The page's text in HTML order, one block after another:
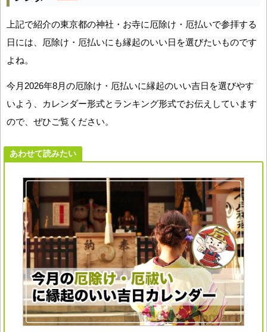
上記で紹介の東京都の神社・お寺に厄除け・厄払いで参拝する
日には、厄除け・厄払いにも縁起のいい日を選びたいものです
よね。
今月2026年8月の厄除け・厄払いに縁起のいい吉日を選びやす
いよう、カレンダー形式とランキング形式でお伝えしています
ので、ぜひご覧ください。
あわせて読みたい